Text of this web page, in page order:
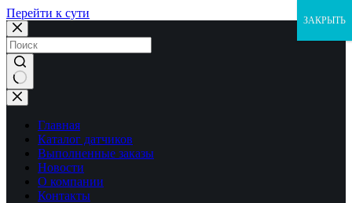
Перейти к сути
Ничего
не
найденоГлавная
Каталог датчиков
Выполненные заказы
Новости
О компании
Контакты
ЗАКРЫТЬ